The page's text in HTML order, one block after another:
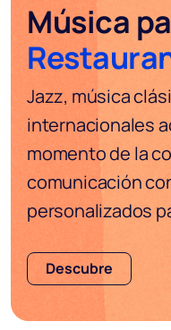
Música
Jazz, música
internacionales
momento de la
comunicación
personalizados
Descubre